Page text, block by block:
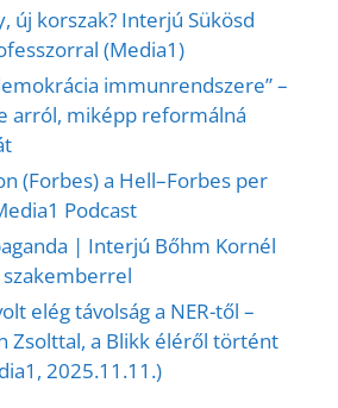
új korszak? Interjú Sükösd
(Media1)
immunrendszere” –
arról, miképp reformálná
(Forbes) a Hell–Forbes per
Podcast
| Interjú Bőhm Kornél
elég távolság a NER-től –
Zsolttal, a Blikk éléről történt
2025.11.11.)